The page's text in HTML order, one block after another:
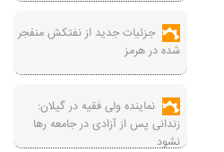
جزئیات جدید از نفتکش منفجر
شده در هرمز
نماینده ولی فقیه در گیلان:
زندانی پس از آزادی در جامعه رها
نشود